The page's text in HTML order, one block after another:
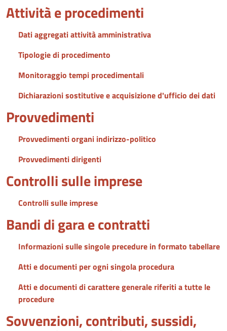
Attività e procedimenti
Dati aggregati attività amministrativa
Tipologie di procedimento
Monitoraggio tempi procedimentali
Dichiarazioni sostitutive e acquisizione d'ufficio dei dati
Provvedimenti
Provvedimenti organi indirizzo-politico
Provvedimenti dirigenti
Controlli sulle imprese
Controlli sulle imprese
Bandi di gara e contratti
Informazioni sulle singole precedure in formato tabellare
Atti e documenti per ogni singola procedura
Atti e documenti di carattere generale riferiti a tutte le
procedure
Sovvenzioni, contributi, sussidi,